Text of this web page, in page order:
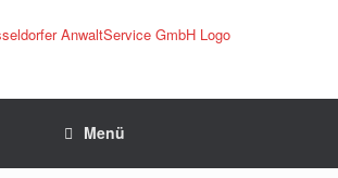
Menü